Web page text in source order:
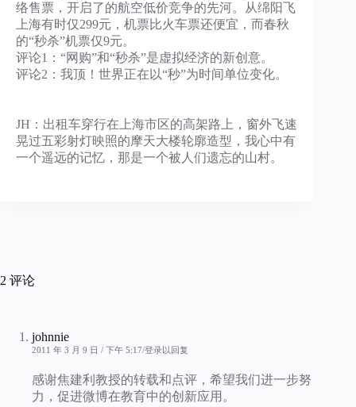
络售票，开启了的航空低价竞争的先河。从绵阳飞
上海有时仅299元，机票比火车票还便宜，而春秋
的“秒杀”机票仅9元。
评论1：“网购”和“秒杀”是虚拟经济的新创意。
评论2：我顶！世界正在以“秒”为时间单位变化。
JH：出租车穿行在上海市区的高架路上，窗外飞速
晃过五彩射灯映照的摩天大楼轮廓造型，我心中有
一个遥远的记忆，那是一个被人们遗忘的山村。
2 评论
johnnie
2011 年 3 月 9 日 / 下午 5:17 登录以回复
感谢焦建利教授的转载和点评，希望我们进一步努
力，促进微博在教育中的创新应用。